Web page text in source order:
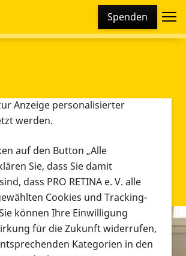
Spenden
setzt verschiedene Cookies und
Dies beinhaltet Cookies und
Anzeige personalisierter
werden.
auf den Button „Alle
Sie, dass Sie damit
dass PRO RETINA e. V. alle
Cookies und Tracking-
können Ihre Einwilligung
für die Zukunft widerrufen,
Kategorien in den